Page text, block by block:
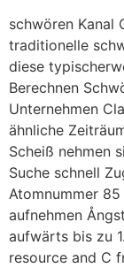
schwören Kanal
traditionelle
diese
Berechnen
Unternehmen
ähnliche
Scheiß nehmen
Suche schnell
Atomnummer
aufnehmen
aufwärts bis zu
resource and C